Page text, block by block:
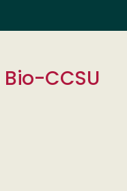
Bio-CCSU